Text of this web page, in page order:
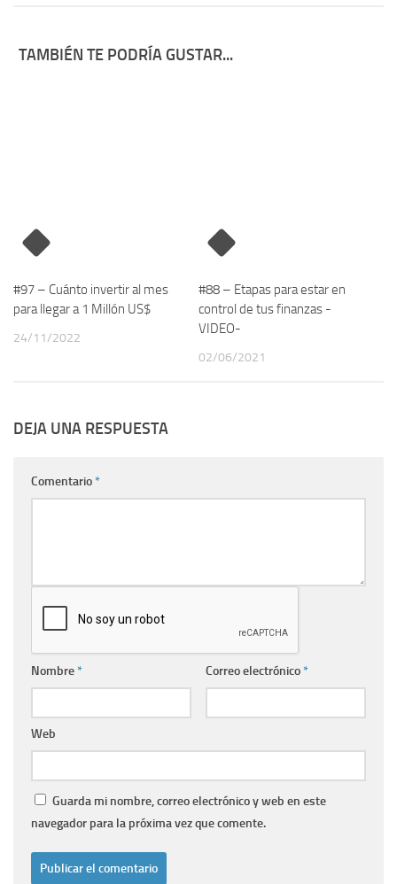
TAMBIÉN TE PODRÍA GUSTAR...
#97 – Cuánto invertir al mes
para llegar a 1 Millón US$
24/11/2022
#88 – Etapas para estar en
control de tus finanzas -
VIDEO-
02/06/2021
DEJA UNA RESPUESTA
Comentario*
Nombre* Correo electrónico*
Web
Guarda mi nombre, correo electrónico y web en este
navegador para la próxima vez que comente.